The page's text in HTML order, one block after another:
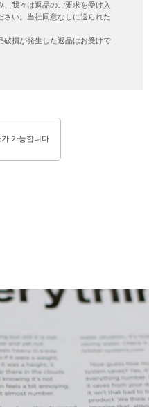
、我々は返品のご要求を受け入
さい。当社同意なしに送られた
破損が発生した返品はお受けで
가능합니다